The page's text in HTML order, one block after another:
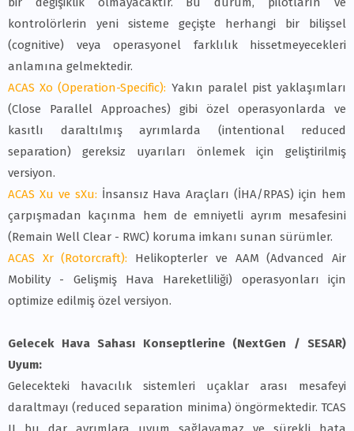
kontrolörlerin yeni sisteme geçişte herhangi bir bilişsel
(cognitive) veya operasyonel farklılık hissetmeyecekleri
anlamına gelmektedir.
ACAS Xo (Operation-Specific): Yakın paralel pist yaklaşımları
(Close Parallel Approaches) gibi özel operasyonlarda ve
kasıtlı daraltılmış ayrımlarda (intentional reduced
separation) gereksiz uyarıları önlemek için geliştirilmiş
versiyon.
ACAS Xu ve sXu: İnsansız Hava Araçları (İHA/RPAS) için hem
çarpışmadan kaçınma hem de emniyetli ayrım mesafesini
(Remain Well Clear - RWC) koruma imkanı sunan sürümler.
ACAS Xr (Rotorcraft): Helikopterler ve AAM (Advanced Air
Mobility - Gelişmiş Hava Hareketliliği) operasyonları için
optimize edilmiş özel versiyon.
Gelecek Hava Sahası Konseptlerine (NextGen / SESAR)
Uyum:
Gelecekteki havacılık sistemleri uçaklar arası mesafeyi
daraltmayı (reduced separation minima) öngörmektedir. TCAS